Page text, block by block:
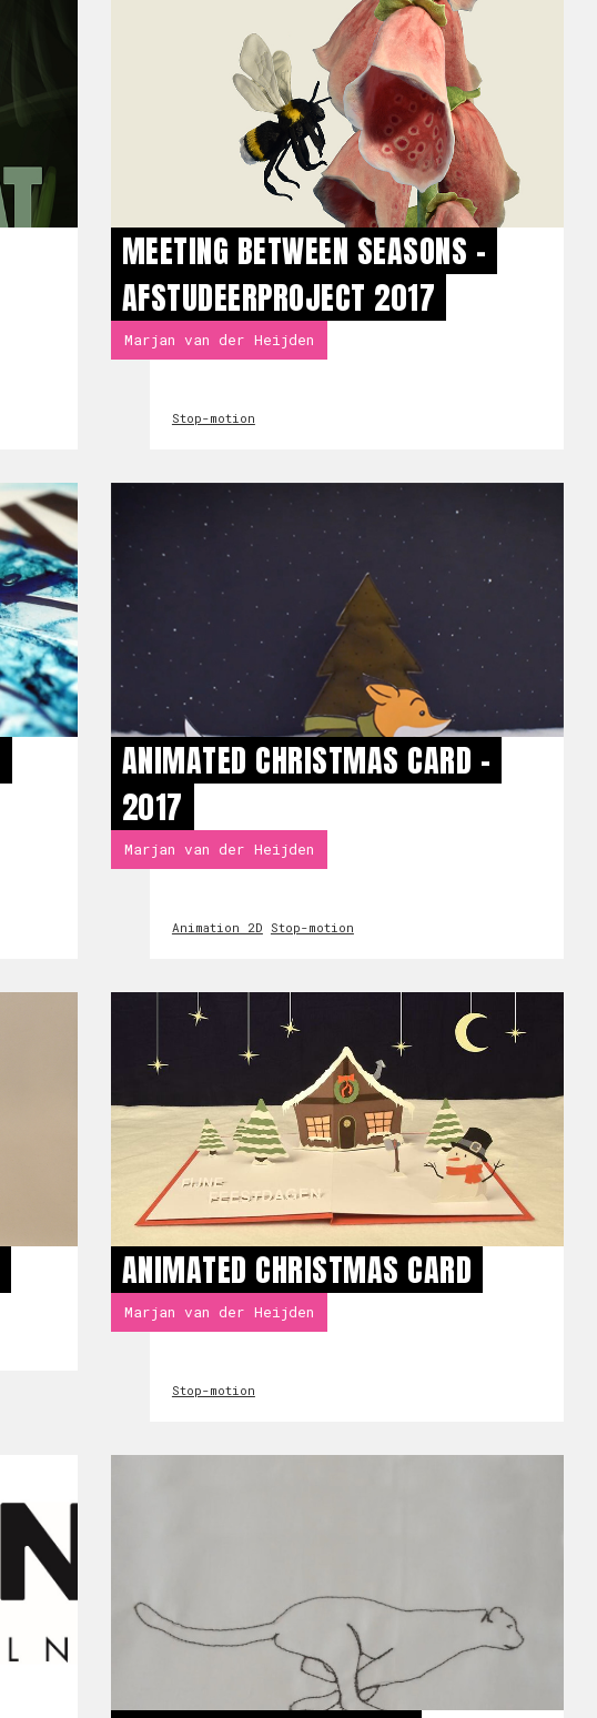
MEETING BETWEEN SEASONS -
AFSTUDEERPROJECT 2017
Marjan van der Heijden
Stop-motion
ANIMATED CHRISTMAS CARD -
2017
Marjan van der Heijden
Animation 2D Stop-motion
ANIMATED CHRISTMAS CARD
Marjan van der Heijden
Stop-motion